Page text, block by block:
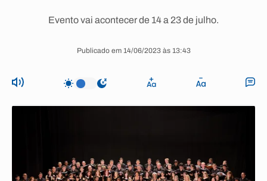
Evento vai acontecer de 14 a 23 de julho.
Publicado em 14/06/2023 às 13:43